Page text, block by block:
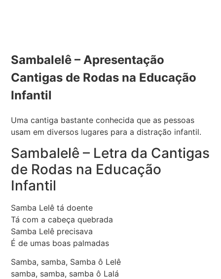
Sambalelê – Apresentação
Cantigas de Rodas na Educação
Infantil
Uma cantiga bastante conhecida que as pessoas
usam em diversos lugares para a distração infantil.
Sambalelê – Letra da Cantigas
de Rodas na Educação
Infantil
Samba Lelê tá doente
Tá com a cabeça quebrada
Samba Lelê precisava
É de umas boas palmadas
Samba, samba, Samba ô Lelê
samba, samba, samba ô Lalá